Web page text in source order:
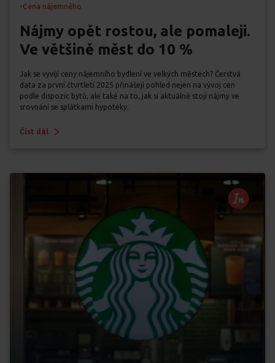
•Cena nájemného
Nájmy opět rostou, ale pomaleji.
Ve většině měst do 10 %
Jak se vyvíjí ceny nájemního bydlení ve velkých městech? Čerstvá
data za první čtvrtletí 2025 přinášejí pohled nejen na vývoj cen
podle dispozic bytů, ale také na to, jak si aktuálně stojí nájmy ve
srovnání se splátkami hypotéky.
Číst dál